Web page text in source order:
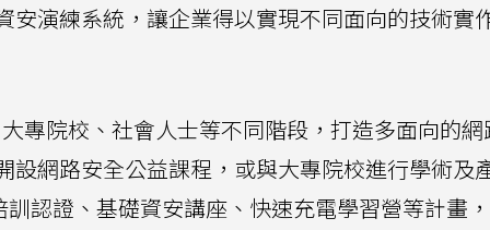
安演練系統，讓企業得以實現不同面向的技術實
專院校、社會人士等不同階段，打造多面向的網
設網路安全公益課程，或與大專院校進行學術及
認證、基礎資安講座、快速充電學習營等計畫，